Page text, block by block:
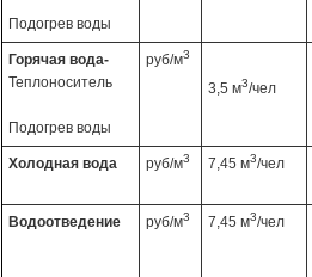
Подогрев воды
Горячая вода-
Теплоноситель
Подогрев воды
руб/м3
3,5 м3/чел
Холодная вода руб/м3 7,45 м3/чел
Водоотведение руб/м3 7,45 м3/чел